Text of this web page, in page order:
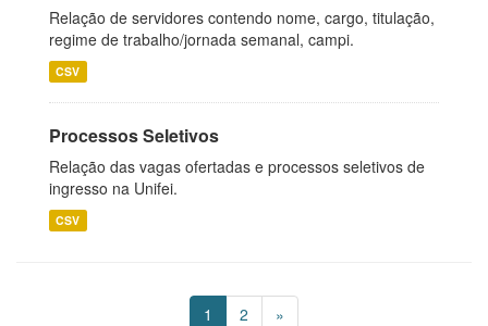
Relação de servidores contendo nome, cargo, titulação,
regime de trabalho/jornada semanal, campi.
CSV
Processos Seletivos
Relação das vagas ofertadas e processos seletivos de
ingresso na Unifei.
CSV
1 2 »